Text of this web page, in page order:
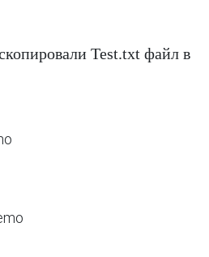
Test.txt файл в